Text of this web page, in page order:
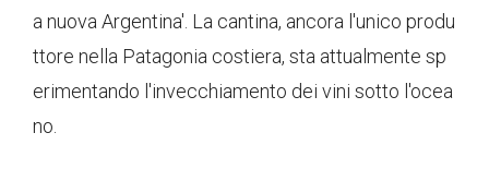
a nuova Argentina'. La cantina, ancora l'unico produ
ttore nella Patagonia costiera, sta attualmente sp
erimentando l'invecchiamento dei vini sotto l'ocea
no.